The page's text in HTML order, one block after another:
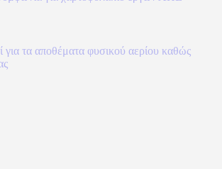
τα αποθέματα φυσικού αερίου καθώς